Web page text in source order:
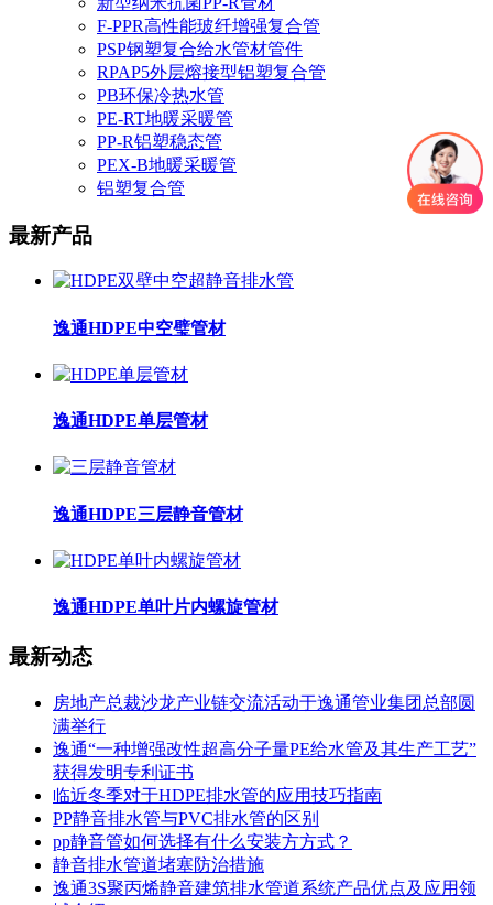
F-PPR高性能玻纤增强复合管
PSP钢塑复合给水管材管件
RPAP5外层熔接型铝塑复合管
PB环保冷热水管
PE-RT地暖采暖管
PP-R铝塑稳态管
PEX-B地暖采暖管
铝塑复合管
最新产品
逸通HDPE中空璧管材
逸通HDPE单层管材
逸通HDPE三层静音管材
逸通HDPE单叶片内螺旋管材
最新动态
房地产总裁沙龙产业链交流活动于逸通管业集团总部圆
满举行
逸通“一种增强改性超高分子量PE给水管及其生产工艺”
获得发明专利证书
临近冬季对于HDPE排水管的应用技巧指南
PP静音排水管与PVC排水管的区别
pp静音管如何选择有什么安装方方式？
静音排水管道堵塞防治措施
逸通3S聚丙烯静音建筑排水管道系统产品优点及应用领